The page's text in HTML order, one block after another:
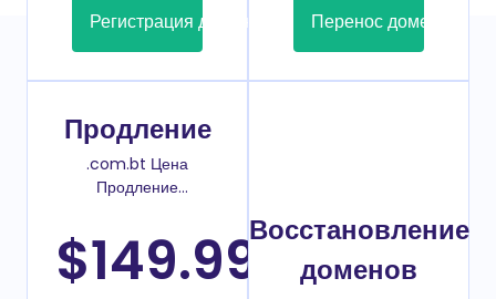
Регистрация домена Перенос домена
Продление
.com.bt Цена
Продление
$149.99Восстановление
доменов